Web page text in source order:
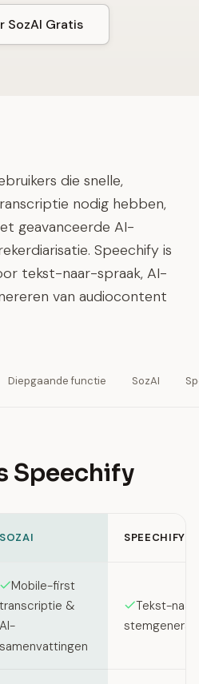
SozAI Gratis
die snelle,
nodig hebben,
geavanceerde AI-
Speechify is
tekst-naar-spraak, AI-
van audiocontent
Diepgaande functie SozAI
Speechify
SOZAI SPEECHIFY
Mobile-first
transcriptie &
AI-
samenvattingen
Tekst-